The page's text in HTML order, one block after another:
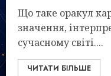
Що таке оракул
значення,
сучасному світі....
ЧИТАТИ БІЛЬШЕ